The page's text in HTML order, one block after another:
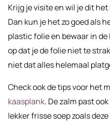
Krijg je visite en wil je dit
Dan kun je het zo goed als
plastic folie en bewaar in
op dat je de folie niet te
niet dat alles helemaal
Check ook de tips voor het
kaasplank. De zalm past
lekker frisse soep zoals deze